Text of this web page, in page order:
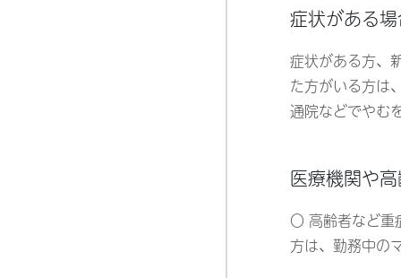
症状がある
症状がある方、
た方がいる方は
通院などでやむ
医療機関や
〇 高齢者など
方は、勤務中の